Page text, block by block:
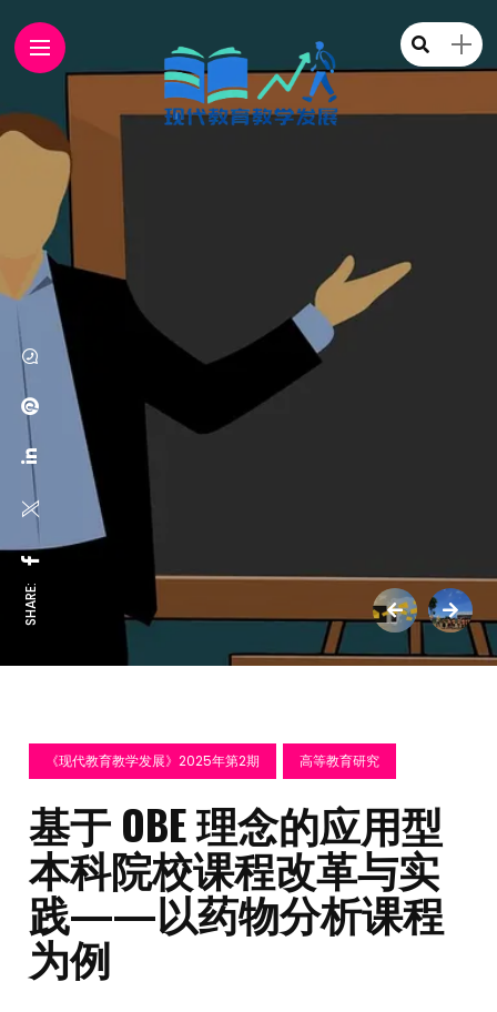
SHARE:
《现代教育教学发展》2025年第2期 高等教育研究
基于 OBE 理念的应用型
本科院校课程改革与实
践——以药物分析课程
为例